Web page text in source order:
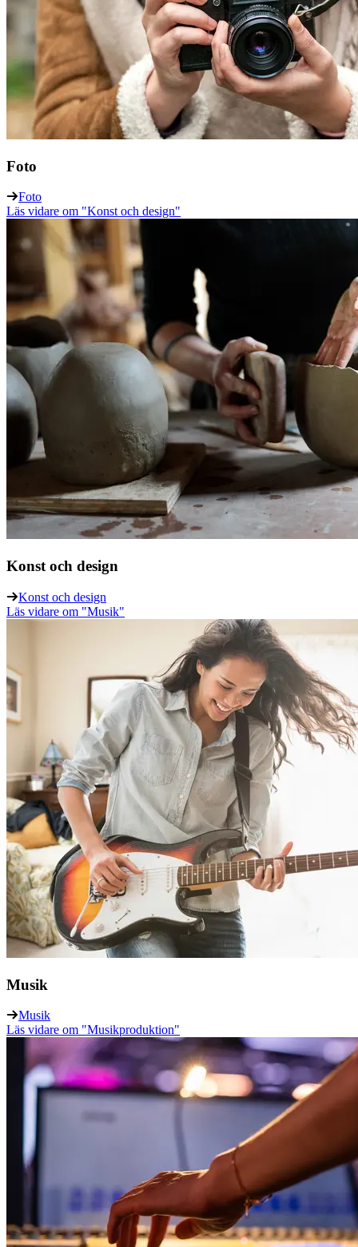
Foto
Foto
Läs vidare om "Konst och design"
Konst och design
Konst och design
Läs vidare om "Musik"
Musik
Musik
Läs vidare om "Musikproduktion"